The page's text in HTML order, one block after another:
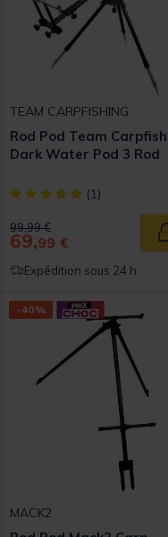
TEAM CARPFISHING
Rod Pod Team
Dark Water Pod 3 Rod
[object Object] out of 5
(1)
Price reduced from
99,99 €to
69,99 €
Expédition sous 24 h
-40%
MACK2